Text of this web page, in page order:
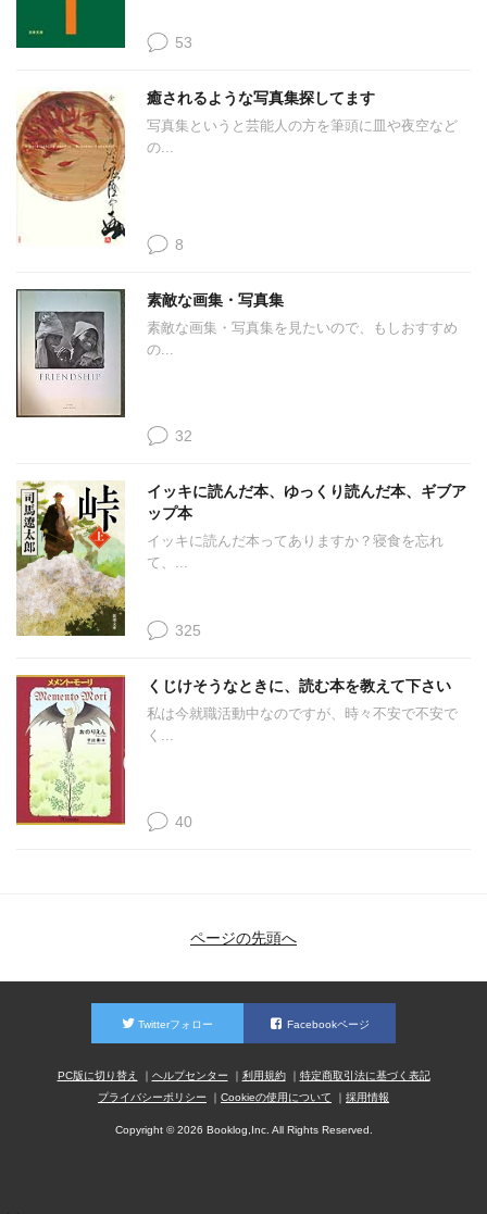
53
癒されるような写真集探してます
写真集というと芸能人の方を筆頭に皿や夜空など
の...
8
素敵な画集・写真集
素敵な画集・写真集を見たいので、もしおすすめ
の...
32
イッキに読んだ本、ゆっくり読んだ本、ギブア
ップ本
イッキに読んだ本ってありますか？寝食を忘れ
て、...
325
くじけそうなときに、読む本を教えて下さい
私は今就職活動中なのですが、時々不安で不安で
く...
40
ページの先頭へ
Twitterフォロー Facebookページ
PC版に切り替え ヘルプセンター 利用規約
特定商取引法に基づく表記
プライバシーポリシー
Cookieの使用について 採用情報
Copyright © 2026 Booklog,Inc. All Rights Reserved.